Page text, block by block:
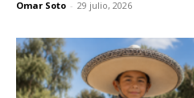
Omar Soto - 29 julio, 2026